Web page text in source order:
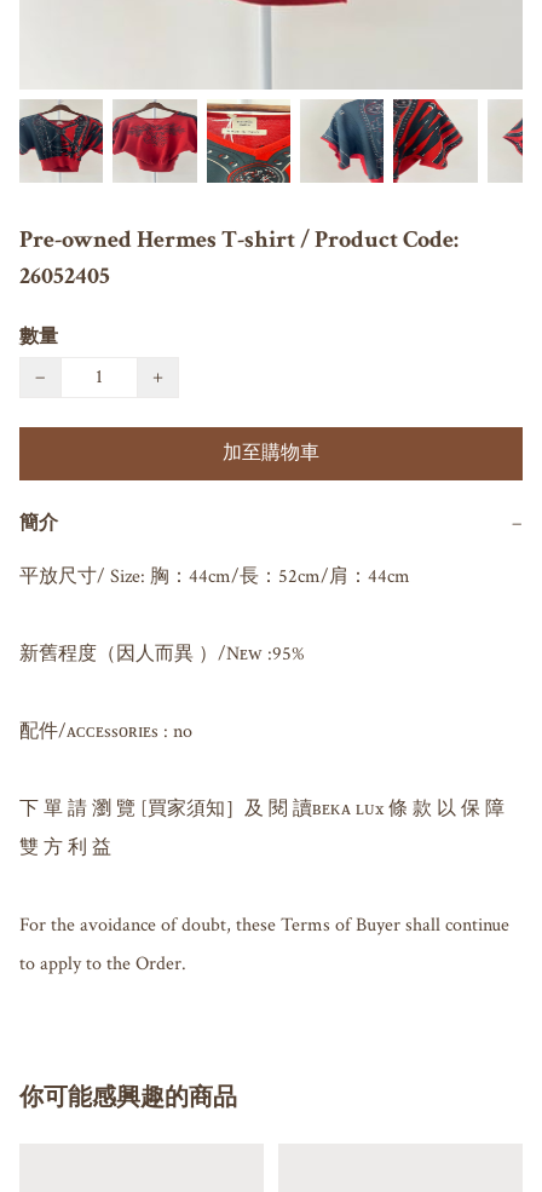
Pre-owned Hermes T-shirt / Product Code:
26052405
數量
−
+
加至購物車
簡介 −
平放尺寸/ Size: 胸：44cm/長：52cm/肩：44cm
新舊程度（因人而異 ）/Nᴇᴡ :95%
配件/ᴀᴄᴄᴇssᴏʀɪᴇs : no
下 單 請 瀏 覽 [買家須知］及 閱 讀ʙᴇᴋᴀ ʟᴜx 條 款 以 保 障
雙 方 利 益
For the avoidance of doubt, these Terms of Buyer shall continue
to apply to the Order.
你可能感興趣的商品